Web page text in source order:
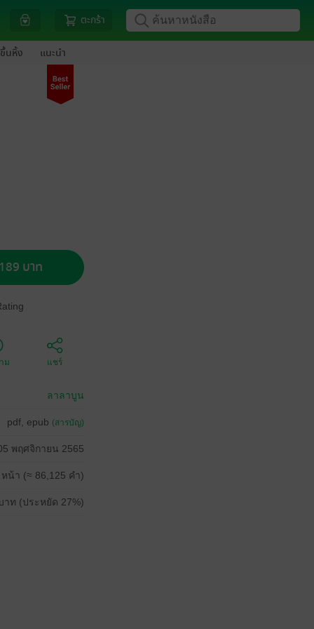
ตะกร้า
นหิ้ง แนะนำ
บาท
ม แชร์
ลาลาบูน
pdf, epub (สารบัญ)
พฤศจิกายน 2565
น้า (≈ 86,125 คำ)
าท (ประหยัด 27%)